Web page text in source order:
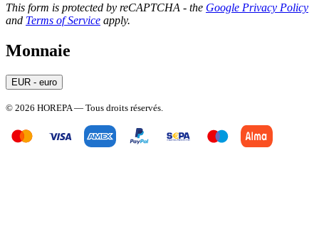
This form is protected by reCAPTCHA - the Google Privacy Policy
and Terms of Service apply.
Monnaie
EUR - euro
© 2026 HOREPA — Tous droits réservés.